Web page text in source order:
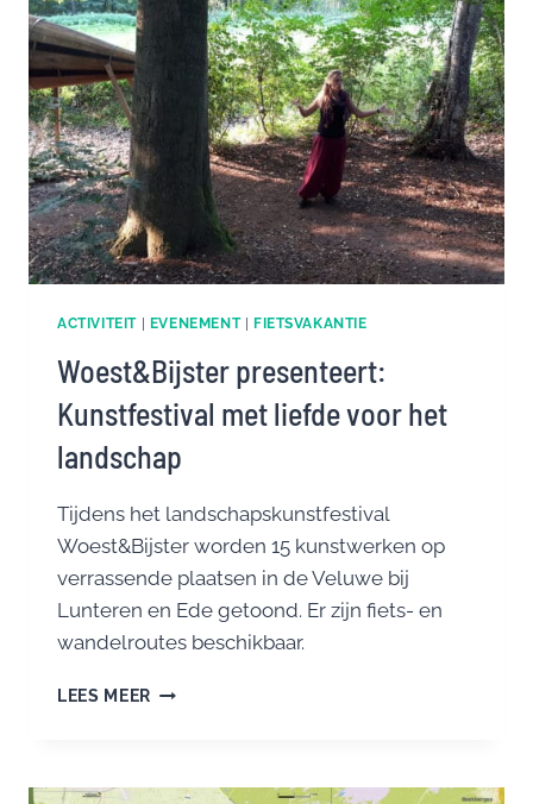
ACTIVITEIT| EVENEMENT| FIETSVAKANTIE
Woest&Bijster presenteert:
Kunstfestival met liefde voor het
landschap
Tijdens het landschapskunstfestival
Woest&Bijster worden 15 kunstwerken op
verrassende plaatsen in de Veluwe bij
Lunteren en Ede getoond. Er zijn fiets- en
wandelroutes beschikbaar.
LEES MEER WOEST&BIJSTER
LIEFDE